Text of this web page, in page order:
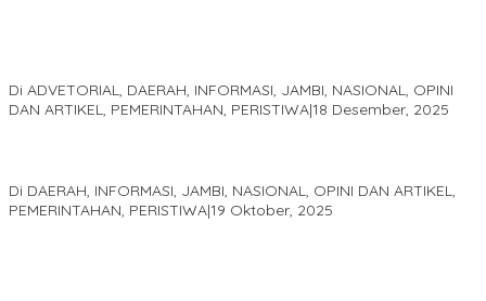
Di ADVETORIAL, DAERAH, INFORMASI, JAMBI, NASIONAL, OPINI
DAN ARTIKEL, PEMERINTAHAN, PERISTIWA|18 Desember, 2025
Di DAERAH, INFORMASI, JAMBI, NASIONAL, OPINI DAN ARTIKEL,
PEMERINTAHAN, PERISTIWA|19 Oktober, 2025